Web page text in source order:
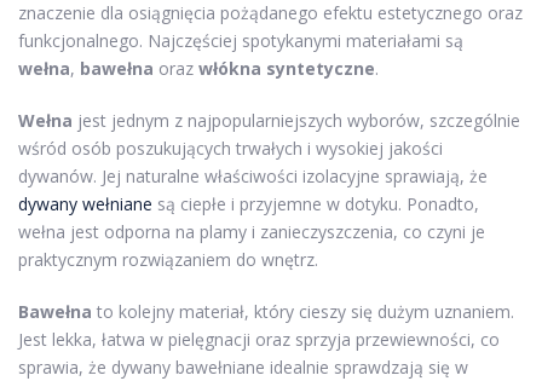
znaczenie dla osiągnięcia pożądanego efektu estetycznego oraz
funkcjonalnego. Najczęściej spotykanymi materiałami są
wełna, bawełna oraz włókna syntetyczne.
Wełna jest jednym z najpopularniejszych wyborów, szczególnie
wśród osób poszukujących trwałych i wysokiej jakości
dywanów. Jej naturalne właściwości izolacyjne sprawiają, że
dywany wełniane są ciepłe i przyjemne w dotyku. Ponadto,
wełna jest odporna na plamy i zanieczyszczenia, co czyni je
praktycznym rozwiązaniem do wnętrz.
Bawełna to kolejny materiał, który cieszy się dużym uznaniem.
Jest lekka, łatwa w pielęgnacji oraz sprzyja przewiewności, co
sprawia, że dywany bawełniane idealnie sprawdzają się w